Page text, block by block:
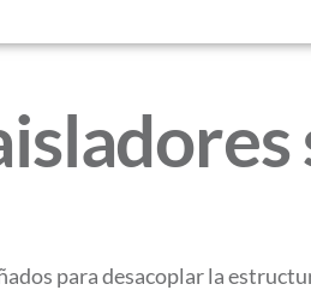
para desacoplar la